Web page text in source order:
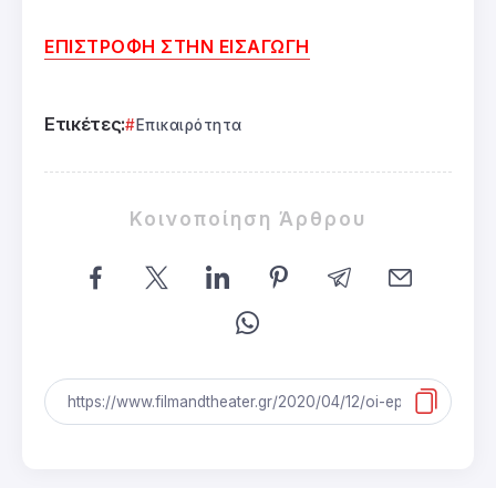
ΕΠΙΣΤΡΟΦΗ ΣΤΗΝ ΕΙΣΑΓΩΓΗ
Ετικέτες: Επικαιρότητα
Κοινοποίηση Άρθρου